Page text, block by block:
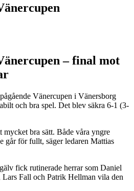
– final mot
Vänercupen i Vänersborg
och bra spel. Det blev säkra 6-1 (3-
bra sätt. Både våra yngre
går för fullt, säger ledaren Mattias
fick rutinerade herrar som Daniel
Fall och Patrik Hellman vila den